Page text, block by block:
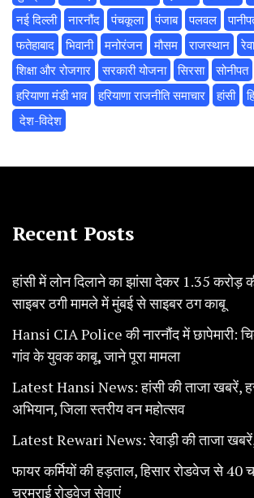
नई दिल्ली
नारनौंद पंचकूला पंजाब पलवल
फतेहाबाद
भिवानी मनोरंजन मौसम राजस्थान
शिक्षा और रोजगार
सरकारी योजना सिरसा सोनीपत
हरियाणा मंडी भाव
हरियाणा राजनीति समाचार हांसी
‌ देश-विदेश
Recent Posts
हांसी में लोन दिलाने का झांसा देकर 1.35 करोड़
साइबर ठगी मामले में मुंबई से साइबर ठग काबू
Hansi CIA Police की नारनौंद में छापेमारी:
गांव के युवक काबू, जाने पूरा मामला
Latest Hansi News: हांसी की ताजा खबरें,
अभियान, जिला स्तरीय वन महोत्सव
Latest Rewari News: रेवाड़ी की ताजा
फायर कर्मियों की हड़ताल, हिसार रोडवेज से
चरमराई रोडवेज सेवाएं